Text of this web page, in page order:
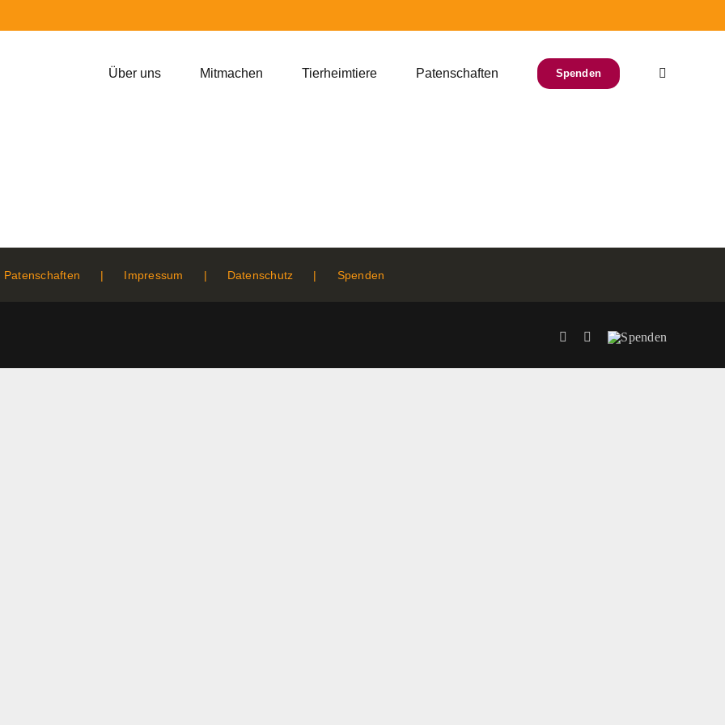
Über uns Mitmachen Tierheimtiere Patenschaften Spenden
Patenschaften Impressum Datenschutz Spenden
FacebookInstagram
Spenden